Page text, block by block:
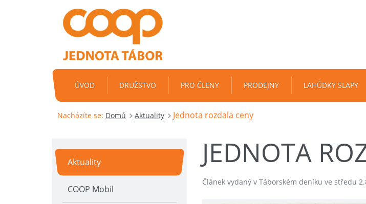
ÚVOD DRUŽSTVO PRO ČLENY PRODEJNY LAHŮDKY SLAPY
Nacházíte se: Domů Aktuality Jednota rozdala ceny
JEDNOTA
Článek vydaný v Táborském deníku ve středu
Aktuality
COOP Mobil